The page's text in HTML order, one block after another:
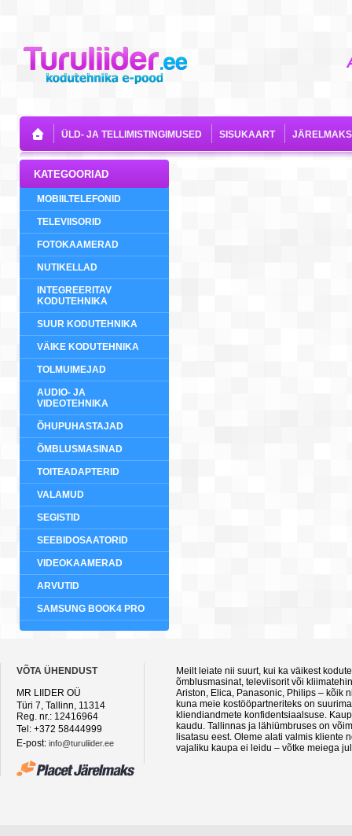
ÜLD- JA TELLIMISTINGIMUSED SISUKAART JÄRELMAKS
KATEGOORIAD
MOBIILTELEFONID
TELEVIISORID
FOTOKAAMERAD
NUTIKELLAD
INTEGREERITAV
KODUTEHNIKA
SUUR KODUTEHNIKA
VÄIKE KODUTEHNIKA
TOLMUIMEJAD
AUDIO- JA
VIDEOTEHNIKA
ÕHUPUHASTAJAD
ÕMBLUSMASINAD
TOITEADAPTERID
VALAMUD
SEGISTID
SEEBIDOSAATORID
VIDEOKAAMERAD
ARVUTID
SAMSUNG BOOK4 PRO
VÕTA ÜHENDUST
MR LIIDER OÜ
Türi 7, Tallinn, 11314
Reg. nr.: 12416964
Tel: +372 58444999
E-post: info@turuliider.ee
Meilt leiate nii suurt, kui ka väikest
õmblusmasinat, televiisorit või
Ariston, Elica, Panasonic, Philips – kõik
kuna meie kostööpartneriteks on
kliendiandmete konfidentsiaalsuse.
kaudu. Tallinnas ja lähiümbruses on
lisatasu eest. Oleme alati valmis kliente
vajaliku kaupa ei leidu – võtke meiega